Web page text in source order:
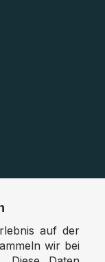
auf der
wir bei